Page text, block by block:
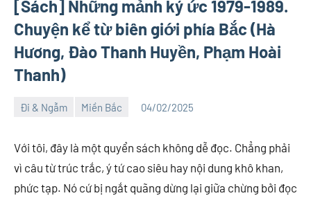
[Sách] Những mảnh ký ức 1979-1989.
Chuyện kể từ biên giới phía Bắc (Hà
Hương, Đào Thanh Huyền, Phạm Hoài
Thanh)
Đi & Ngẫm Miền Bắc 04/02/2025
Với tôi, đây là một quyển sách không dễ đọc. Chẳng phải
vì câu từ trúc trắc, ý tứ cao siêu hay nội dung khô khan,
phức tạp. Nó cứ bị ngắt quãng dừng lại giữa chừng bởi đọc